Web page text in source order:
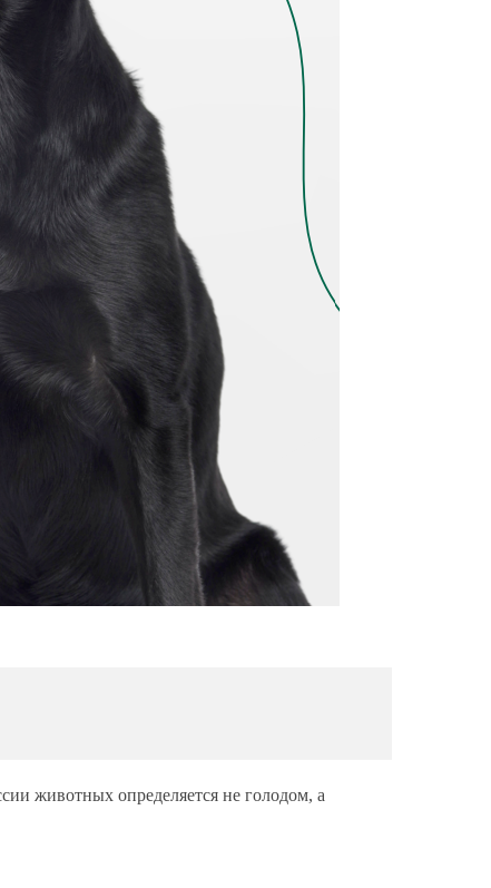
животных определяется не голодом, а